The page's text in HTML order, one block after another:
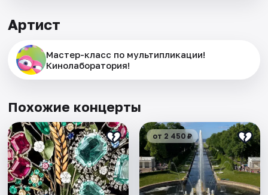
Артист
Мастер-класс по мультипликации!
Кинолаборатория!
Похожие концерты
от 2 450 ₽